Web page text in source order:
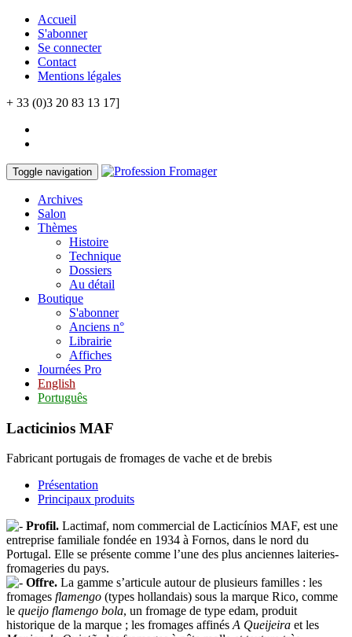
Accueil
S'abonner
Se connecter
Contact
Mentions légales
+ 33 (0)3 20 83 13 17]
Toggle navigation
Archives
Salon
Thèmes
Histoire
Technique
Dossiers
Au détail
Boutique
S'abonner
Anciens n°
Librairie
Affiches
Journées Pro
English
Português
Lacticinios MAF
Fabricant portugais de fromages de vache et de brebis
Présentation
Principaux produits
Profil. Lactimaf, nom commercial de Lacticínios MAF, est une
entreprise familiale fondée en 1934 à Fornos, dans le nord du
Portugal. Elle se présente comme l’une des plus anciennes laiteries-
fromageries du pays.
Offre. La gamme s’articule autour de plusieurs familles : les
fromages flamengo (types hollandais) sous la marque Rico, comme
le queijo flamengo bola, un fromage de type edam, produit
historique de la marque ; les fromages affinésA Queijeira et les